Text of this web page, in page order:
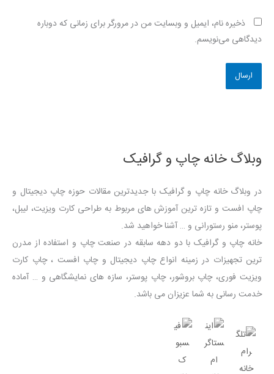
ذخیره نام، ایمیل و وبسایت من در مرورگر برای زمانی که دوباره
دیدگاهی می‌نویسم.
وبلاگ خانه چاپ و گرافیک
در وبلاگ خانه چاپ و گرافیک با جدیدترین مقالات حوزه چاپ دیجیتال و
چاپ افست و تازه ترین آموزش های مربوط به طراحی کارت ویزیت، لیبل،
پوستر، منو رستورانی و … آشنا خواهید شد.
خانه چاپ و گرافیک با دو دهه سابقه در صنعت چاپ و استفاده از مدرن
ترین تجهیزات در زمینه انواع چاپ دیجیتال و چاپ افست ، چاپ کارت
ویزیت فوری، چاپ بروشور، چاپ پوستر، سازه های نمایشگاهی و … آماده
خدمت رسانی به شما عزیزان می باشد.